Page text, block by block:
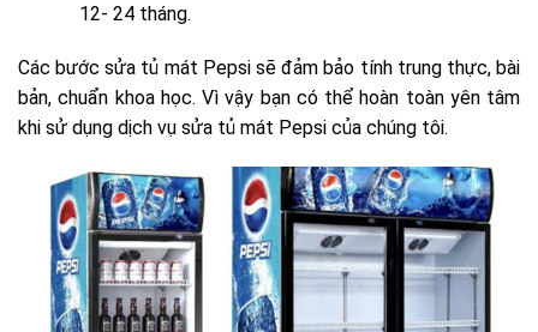
12- 24 tháng.
Các bước sửa tủ mát Pepsi sẽ đảm bảo tính trung thực, bài
bản, chuẩn khoa học. Vì vậy bạn có thể hoàn toàn yên tâm
khi sử dụng dịch vụ sửa tủ mát Pepsi của chúng tôi.